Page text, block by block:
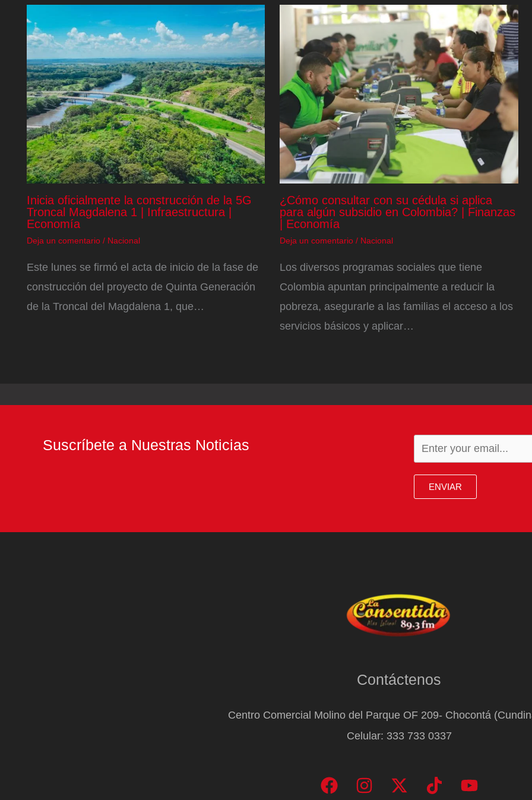
Inicia oficialmente la construcción de la 5G
Troncal Magdalena 1 | Infraestructura |
Economía
Deja un comentario / Nacional
Este lunes se firmó el acta de inicio de la fase de
construcción del proyecto de Quinta Generación
de la Troncal del Magdalena 1, que…
¿Cómo consultar con su cédula si aplica
para algún subsidio en Colombia? | Finanzas
| Economía
Deja un comentario / Nacional
Los diversos programas sociales que tiene
Colombia apuntan principalmente a reducir la
pobreza, asegurarle a las familias el acceso a los
servicios básicos y aplicar…
Suscríbete a Nuestras Noticias
ENVIAR
Contáctenos
Centro Comercial Molino del Parque OF 209- Chocontá
Celular: 333 733 0337